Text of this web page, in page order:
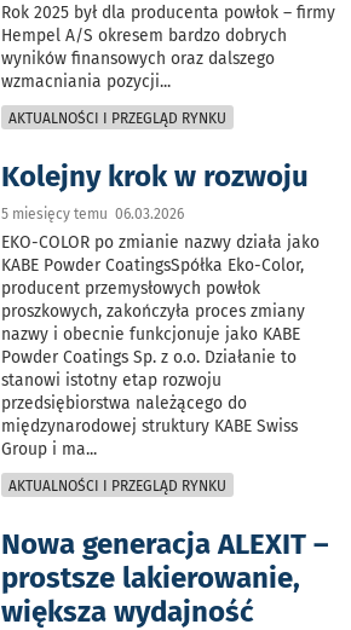
Rok 2025 był dla producenta powłok – firmy
Hempel A/S okresem bardzo dobrych
wyników finansowych oraz dalszego
wzmacniania pozycji...
AKTUALNOŚCI I PRZEGLĄD RYNKU
Kolejny krok w rozwoju
5 miesięcy temu 06.03.2026
EKO-COLOR po zmianie nazwy działa jako
KABE Powder CoatingsSpółka Eko-Color,
producent przemysłowych powłok
proszkowych, zakończyła proces zmiany
nazwy i obecnie funkcjonuje jako KABE
Powder Coatings Sp. z o.o. Działanie to
stanowi istotny etap rozwoju
przedsiębiorstwa należącego do
międzynarodowej struktury KABE Swiss
Group i ma...
AKTUALNOŚCI I PRZEGLĄD RYNKU
Nowa generacja ALEXIT –
prostsze lakierowanie,
większa wydajność